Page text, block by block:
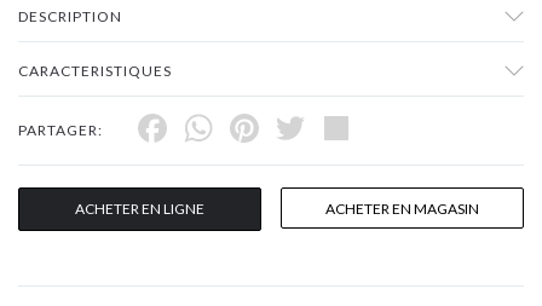
DESCRIPTION
CARACTERISTIQUES
PARTAGER: Facebook
WhatsApp
Pinterest
Twitter
ACHETER EN LIGNE ACHETER EN MAGASIN